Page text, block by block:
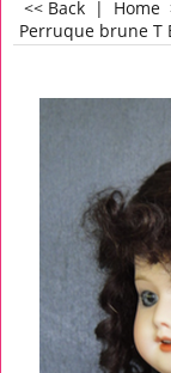
<< Back | Home
Perruque brune T